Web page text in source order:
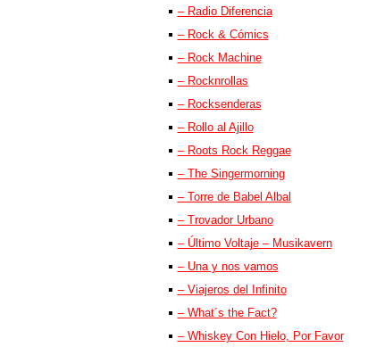
– Radio Diferencia
– Rock & Cómics
– Rock Machine
– Rocknrollas
– Rocksenderas
– Rollo al Ajillo
– Roots Rock Reggae
– The Singermorning
– Torre de Babel Albal
– Trovador Urbano
– Último Voltaje – Musikavern
– Una y nos vamos
– Viajeros del Infinito
– What´s the Fact?
– Whiskey Con Hielo, Por Favor